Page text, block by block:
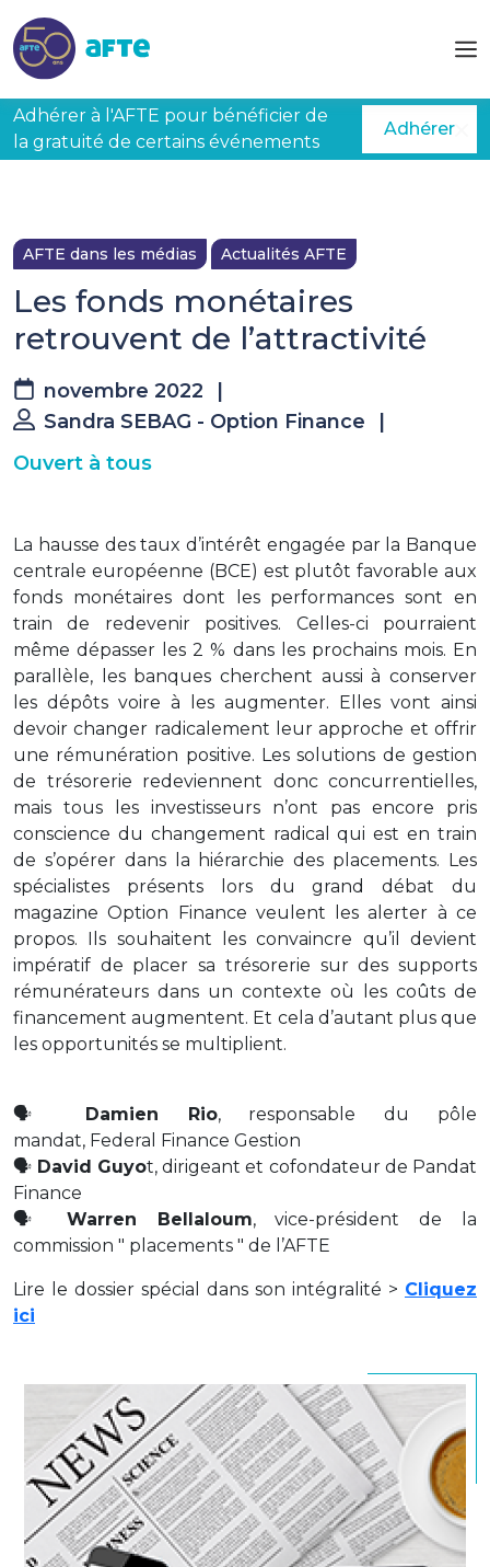
Adhérer à l'AFTE pour bénéficier de
la gratuité de certains événements
Adhérer
AFTE dans les médias Actualités AFTE
Les fonds monétaires
retrouvent de l’attractivité
novembre 2022
Sandra SEBAG - Option Finance
Ouvert à tous
La hausse des taux d’intérêt engagée par la Banque
centrale européenne (BCE) est plutôt favorable aux
fonds monétaires dont les performances sont en
train de redevenir positives. Celles-ci pourraient
même dépasser les 2 % dans les prochains mois. En
parallèle, les banques cherchent aussi à conserver
les dépôts voire à les augmenter. Elles vont ainsi
devoir changer radicalement leur approche et offrir
une rémunération positive. Les solutions de gestion
de trésorerie redeviennent donc concurrentielles,
mais tous les investisseurs n’ont pas encore pris
conscience du changement radical qui est en train
de s’opérer dans la hiérarchie des placements. Les
spécialistes présents lors du grand débat du
magazine Option Finance veulent les alerter à ce
propos. Ils souhaitent les convaincre qu’il devient
impératif de placer sa trésorerie sur des supports
rémunérateurs dans un contexte où les coûts de
financement augmentent. Et cela d’autant plus que
les opportunités se multiplient.
🗣️ Damien Rio, responsable du pôle
mandat, Federal Finance Gestion
🗣️ David Guyot, dirigeant et cofondateur de Pandat
Finance
🗣️ Warren Bellaloum, vice-président de la
commission " placements " de l’AFTE
Lire le dossier spécial dans son intégralité > Cliquez
ici